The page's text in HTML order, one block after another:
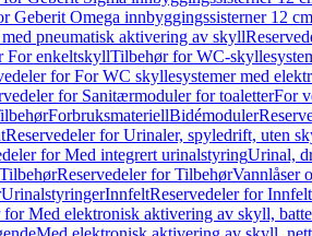
Geberit Omega innbyggingssisterner 12 cm
pneumatisk aktivering av skyll
For enkeltskyllTilbehør for WC-
for For WC skyllesystemer med
for Sanitærmoduler for toaletterFor
ForbruksmateriellBidémoduler
Reservedeler for Urinaler, spyledrift, uten
for Med integrert urinalstyringUrinal,
TilbehørReservedeler for TilbehørVannlåser
UrinalstyringerInnfeltReservedeler for Innfelt
for Med elektronisk aktivering av skyll,